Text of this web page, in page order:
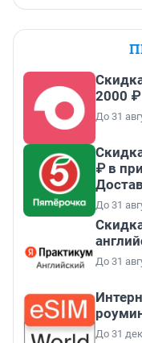
2000 ₽
До 31
₽ в
До 31
До 31
До 31